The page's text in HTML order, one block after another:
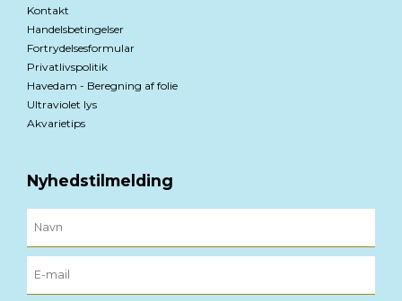
Kontakt
Handelsbetingelser
Fortrydelsesformular
Privatlivspolitik
Havedam - Beregning af folie
Ultraviolet lys
Akvarietips
Nyhedstilmelding